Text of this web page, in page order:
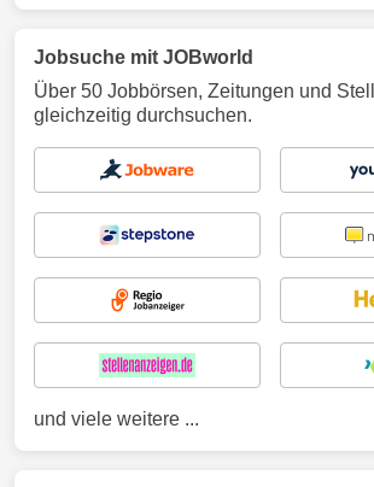
Jobsuche mit JOBworld
Über 50 Jobbörsen, Zeitungen und
gleichzeitig durchsuchen.
und viele weitere ...